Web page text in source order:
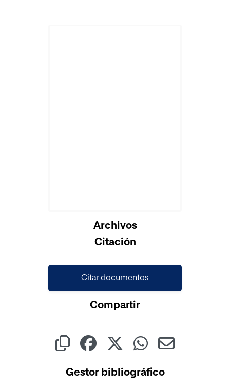
Archivos
Citación
Citar documentos
Compartir
Gestor bibliográfico